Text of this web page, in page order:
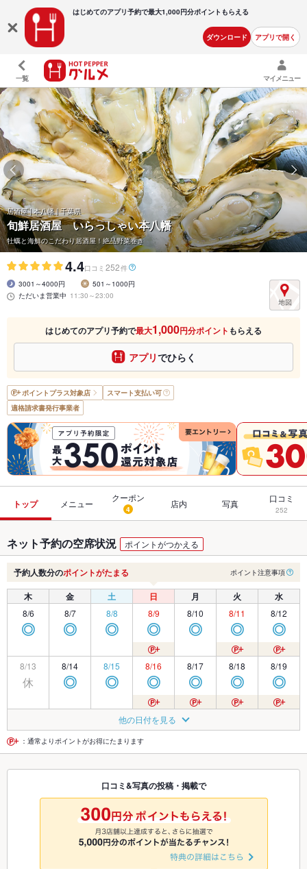
はじめてのアプリ予約で最大1,000円分ポイントもらえる
ダウンロード アプリで開く
一覧 マイメニュー
居酒屋 | 本八幡 | 千葉県
旬鮮居酒屋 いらっしゃい本八幡
牡蠣と海鮮のこだわり居酒屋！絶品野菜巻き
4.4口コミ 252件
3001～4000円
501～1000円
ただいま営業中 11:30～23:00
はじめてのアプリ予約で最大1,000円分ポイント もらえる
アプリでひらく
ポイントプラス対象店
スマート支払い可
適格請求書発行事業者
トップ メニュー
クーポン
4 店内 写真 口コミ
252
ネット予約の空席状況 ポイントがつかえる
予約人数分のポイントがたまる ポイント注意事項
木 金 土 日 月 火 水
8/6
◎
8/7
◎
8/8
◎
8/9
◎
8/10
◎
8/11
◎
8/12
◎
8/13
休
8/14
◎
8/15
◎
8/16
◎
8/17
◎
8/18
◎
8/19
◎
◎ ◎
8/22
◎
8/23
◎
8/24
◎ ◎ ◎
8/27 8/28 8/29
◎
8/30
◎
8/31
◎
9/1 9/2
9/5
◎
9/6
◎
9/7
◎
他の日付を見る
：通常よりポイントがお得にたまります
口コミ&写真の投稿・掲載で